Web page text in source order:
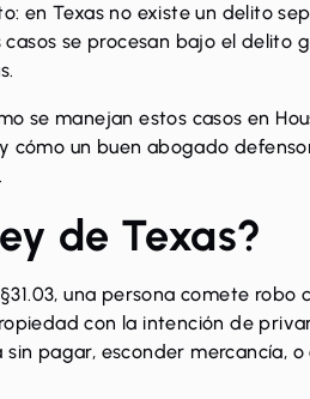
en Texas no existe un delito
casos se procesan bajo el delito
se manejan estos casos en
cómo un buen abogado
de Texas?
, una persona comete robo
con la intención de
sin pagar, esconder mercancía,